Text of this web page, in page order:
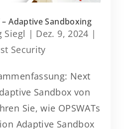
– Adaptive Sandboxing
Siegl | Dez. 9, 2024 |
Security
Next
Sandbox von
Sie, wie OPSWATs
Adaptive Sandbox